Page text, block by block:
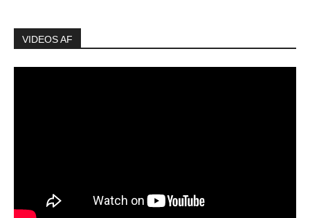
VIDEOS AF